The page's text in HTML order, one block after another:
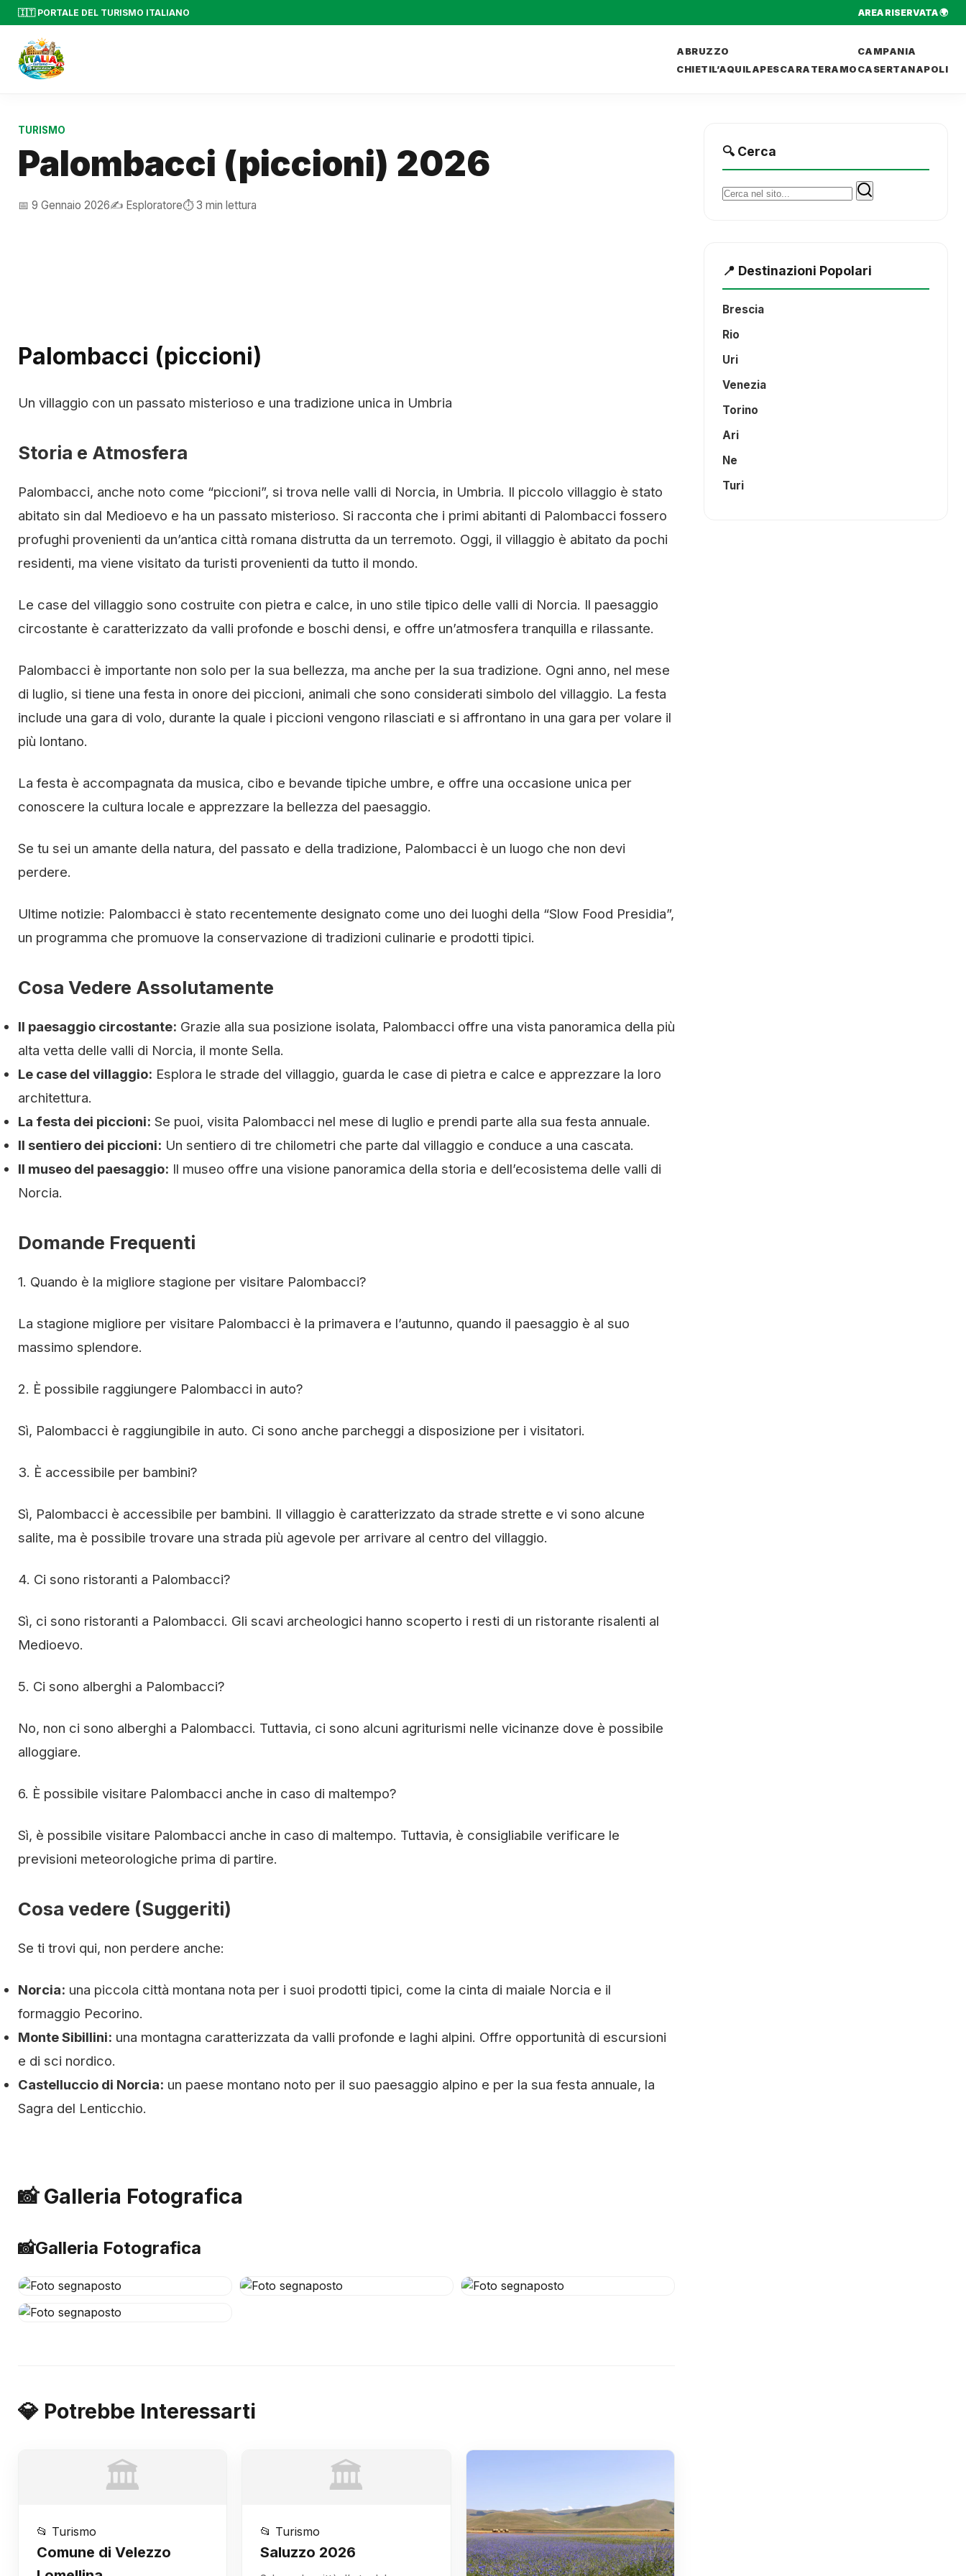
🇮🇹 PORTALE DEL TURISMO ITALIANO AREA RISERVATA 🌍
ABRUZZO
CHIETIL’AQUILAPESCARA TERAMO
CAMPANIA
CASERTANAPOLI
TURISMO
Palombacci (piccioni) 2026
📅 9 Gennaio 2026✍️ Esploratore⏱️ 3 min lettura
Palombacci (piccioni)
Un villaggio con un passato misterioso e una tradizione unica in Umbria
Storia e Atmosfera
Palombacci, anche noto come “piccioni”, si trova nelle valli di Norcia, in Umbria. Il piccolo villaggio è stato
abitato sin dal Medioevo e ha un passato misterioso. Si racconta che i primi abitanti di Palombacci fossero
profughi provenienti da un’antica città romana distrutta da un terremoto. Oggi, il villaggio è abitato da pochi
residenti, ma viene visitato da turisti provenienti da tutto il mondo.
Le case del villaggio sono costruite con pietra e calce, in uno stile tipico delle valli di Norcia. Il paesaggio
circostante è caratterizzato da valli profonde e boschi densi, e offre un’atmosfera tranquilla e rilassante.
Palombacci è importante non solo per la sua bellezza, ma anche per la sua tradizione. Ogni anno, nel mese
di luglio, si tiene una festa in onore dei piccioni, animali che sono considerati simbolo del villaggio. La festa
include una gara di volo, durante la quale i piccioni vengono rilasciati e si affrontano in una gara per volare il
più lontano.
La festa è accompagnata da musica, cibo e bevande tipiche umbre, e offre una occasione unica per
conoscere la cultura locale e apprezzare la bellezza del paesaggio.
Se tu sei un amante della natura, del passato e della tradizione, Palombacci è un luogo che non devi
perdere.
Ultime notizie: Palombacci è stato recentemente designato come uno dei luoghi della “Slow Food Presidia”,
un programma che promuove la conservazione di tradizioni culinarie e prodotti tipici.
Cosa Vedere Assolutamente
Il paesaggio circostante: Grazie alla sua posizione isolata, Palombacci offre una vista panoramica della più
alta vetta delle valli di Norcia, il monte Sella.
Le case del villaggio: Esplora le strade del villaggio, guarda le case di pietra e calce e apprezzare la loro
architettura.
La festa dei piccioni: Se puoi, visita Palombacci nel mese di luglio e prendi parte alla sua festa annuale.
Il sentiero dei piccioni: Un sentiero di tre chilometri che parte dal villaggio e conduce a una cascata.
Il museo del paesaggio: Il museo offre una visione panoramica della storia e dell’ecosistema delle valli di
Norcia.
Domande Frequenti
1. Quando è la migliore stagione per visitare Palombacci?
La stagione migliore per visitare Palombacci è la primavera e l’autunno, quando il paesaggio è al suo
massimo splendore.
2. È possibile raggiungere Palombacci in auto?
Sì, Palombacci è raggiungibile in auto. Ci sono anche parcheggi a disposizione per i visitatori.
3. È accessibile per bambini?
Sì, Palombacci è accessibile per bambini. Il villaggio è caratterizzato da strade strette e vi sono alcune
salite, ma è possibile trovare una strada più agevole per arrivare al centro del villaggio.
4. Ci sono ristoranti a Palombacci?
Sì, ci sono ristoranti a Palombacci. Gli scavi archeologici hanno scoperto i resti di un ristorante risalenti al
Medioevo.
5. Ci sono alberghi a Palombacci?
No, non ci sono alberghi a Palombacci. Tuttavia, ci sono alcuni agriturismi nelle vicinanze dove è possibile
alloggiare.
6. È possibile visitare Palombacci anche in caso di maltempo?
Sì, è possibile visitare Palombacci anche in caso di maltempo. Tuttavia, è consigliabile verificare le
previsioni meteorologiche prima di partire.
Cosa vedere (Suggeriti)
Se ti trovi qui, non perdere anche:
Norcia: una piccola città montana nota per i suoi prodotti tipici, come la cinta di maiale Norcia e il
formaggio Pecorino.
Monte Sibillini: una montagna caratterizzata da valli profonde e laghi alpini. Offre opportunità di escursioni
e di sci nordico.
Castelluccio di Norcia: un paese montano noto per il suo paesaggio alpino e per la sua festa annuale, la
Sagra del Lenticchio.
📸 Galleria Fotografica
📸Galleria Fotografica
💎 Potrebbe Interessarti
🏛️
📂 Turismo
Comune di Velezzo
🏛️
📂 Turismo
Saluzzo 2026
🔍 Cerca
Cerca:
📍 Destinazioni Popolari
Brescia
Rio
Uri
Venezia
Torino
Ari
Ne
Turi